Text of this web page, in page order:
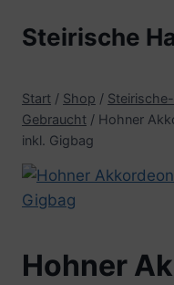
InhaltSteirische
Start / Shop /
Gebraucht / Hohner
inkl. Gigbag
Hohner